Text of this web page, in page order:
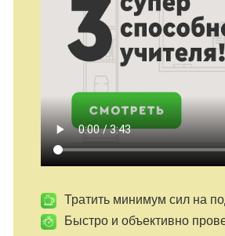
Оборудование:выставка специальной
Ход урока:
Организационный момент
Актуализация опорных знаний
Совокупность каких
укреплению здоровья человека?
Что вы знаете о личной гигиене?
ПЛАН
Правила личной гигиены
Тратить минимум сил на
Быстро и объективно